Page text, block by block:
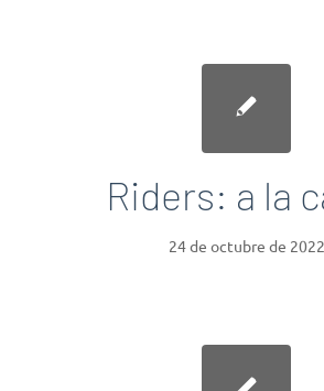
Riders: a la
24 de octubre de 2022